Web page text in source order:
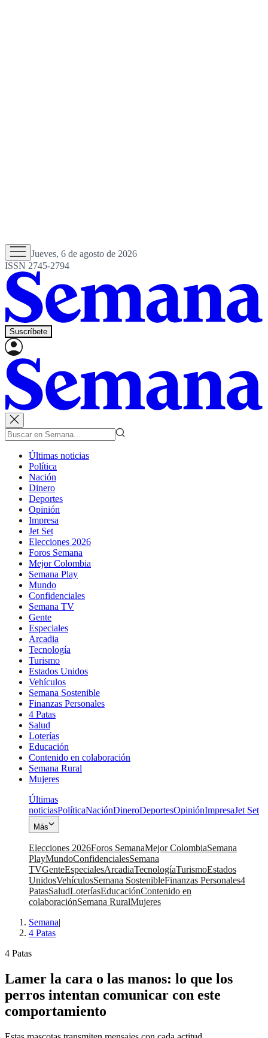
Jueves, 6 de agosto de 2026
ISSN 2745-2794
Suscríbete
Últimas noticias
Política
Nación
Dinero
Deportes
Opinión
Impresa
Jet Set
Elecciones 2026
Foros Semana
Mejor Colombia
Semana Play
Mundo
Confidenciales
Semana TV
Gente
Especiales
Arcadia
Tecnología
Turismo
Estados Unidos
Vehículos
Semana Sostenible
Finanzas Personales
4 Patas
Salud
Loterías
Educación
Contenido en colaboración
Semana Rural
Mujeres
Últimas
noticiasPolíticaNaciónDineroDeportesOpiniónImpresaJet Set
Más
Elecciones 2026Foros SemanaMejor ColombiaSemana
PlayMundoConfidencialesSemana
TVGenteEspecialesArcadiaTecnologíaTurismoEstados
UnidosVehículosSemana SostenibleFinanzas Personales4
PatasSaludLoteríasEducaciónContenido en
colaboraciónSemana RuralMujeres
Semana|
4 Patas
4 Patas
Lamer la cara o las manos: lo que los
perros intentan comunicar con este
comportamiento